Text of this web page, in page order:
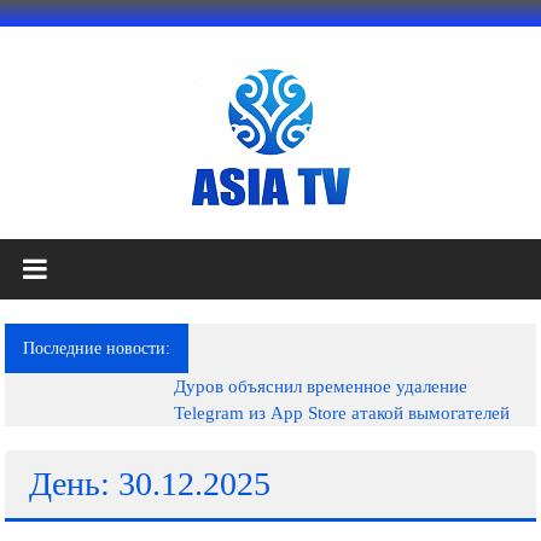
Перейти
АЗИЯ
ТВ
это
телеканал
фильмы,
музыкальные
Последние новости:
Дуров объяснил временное удаление
Telegram из App Store атакой вымогателей
День: 30.12.2025